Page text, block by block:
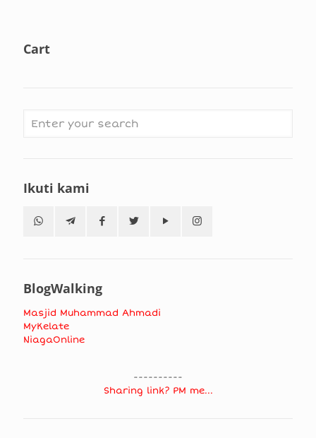
Cart
Ikuti kami
BlogWalking
Masjid Muhammad Ahmadi
MyKelate
NiagaOnline
----------
Sharing link? PM me...